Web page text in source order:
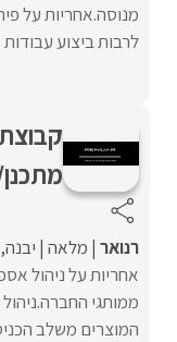
מנוסה.אחריות על
לרבות ביצוע
רנואר מלאה יבנה
אחריות על ניהול
ממותגי
המוצרים משלב